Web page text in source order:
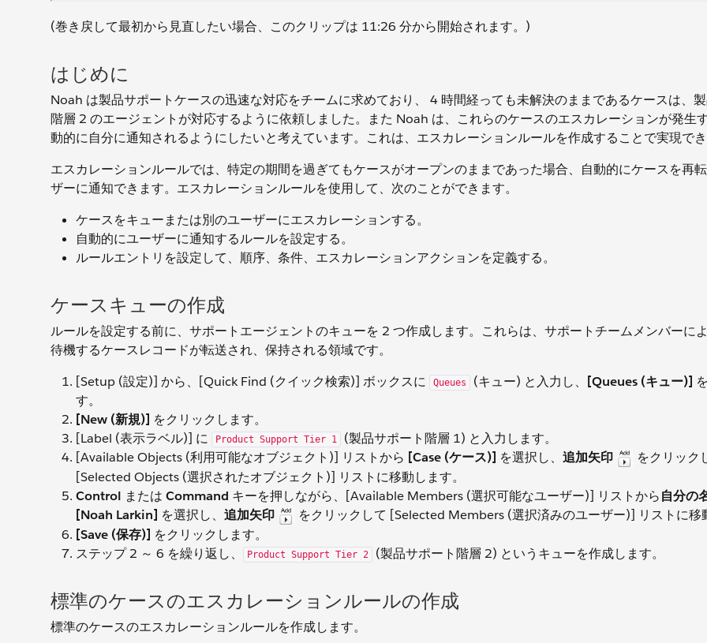
(巻き戻して最初から見直したい場合、このクリップは 11:26 分から開始されます。)
はじめに
Noah は製品サポートケースの迅速な対応をチームに求めており、 4 時間経っても未解決のままであるケースは、
階層 2 のエージェントが対応するように依頼しました。また Noah は、これらのケースのエスカレーションが発生
動的に自分に通知されるようにしたいと考えています。これは、エスカレーションルールを作成することで実現でき
エスカレーションルールでは、特定の期間を過ぎてもケースがオープンのままであった場合、自動的にケースを再
ザーに通知できます。エスカレーションルールを使用して、次のことができます。
ケースをキューまたは別のユーザーにエスカレーションする。
自動的にユーザーに通知するルールを設定する。
ルールエントリを設定して、順序、条件、エスカレーションアクションを定義する。
ケースキューの作成
ルールを設定する前に、サポートエージェントのキューを 2 つ作成します。これらは、サポートチームメンバーに
待機するケースレコードが転送され、保持される領域です。
[Setup (設定)] から、[Quick Find (クイック検索)] ボックスに
Queues (キュー) と入力し、 [Queues (キュー)]
す。
[New (新規)] をクリックします。
[Label (表示ラベル)] に
Product Support Tier 1
(製品サポート階層 1) と入力します。
[Available Objects (利用可能なオブジェクト)] リストから [Case (ケース)] を選択し、 追加矢印
をクリック
[Selected Objects (選択されたオブジェクト)] リストに移動します。
Control または Command キーを押しながら、[Available Members (選択可能なユーザー)] リストから自分の
[Noah Larkin] を選択し、 追加矢印
をクリックして [Selected Members (選択済みのユーザー)] リストに移
[Save (保存)] をクリックします。
ステップ 2 ～ 6 を繰り返し、
Product Support Tier 2 (製品サポート階層 2) というキューを作成します。
標準のケースのエスカレーションルールの作成
標準のケースのエスカレーションルールを作成します。